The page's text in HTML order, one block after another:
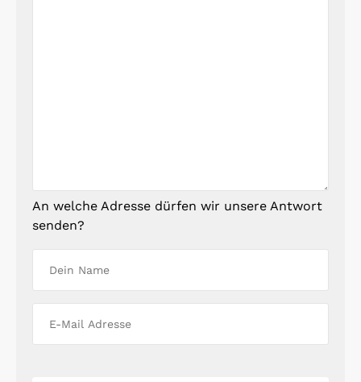
An welche Adresse dürfen wir unsere Antwort
senden?